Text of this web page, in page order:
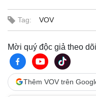
Tag: VOV
Mời quý độc giả theo
Thêm VOV trên